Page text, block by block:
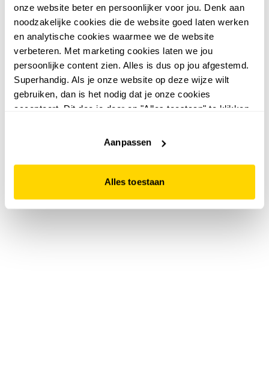
onze website beter en persoonlijker voor jou. Denk aan
noodzakelijke cookies die de website goed laten werken
en analytische cookies waarmee we de website
verbeteren. Met marketing cookies laten we jou
persoonlijke content zien. Alles is dus op jou afgestemd.
Superhandig. Als je onze website op deze wijze wilt
gebruiken, dan is het nodig dat je onze cookies
accepteert. Dit doe je door op "Alles toestaan" te klikken.
website niet optimaal functioneert.
Aanpassen
Alles toestaan